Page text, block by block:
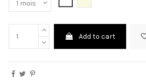
Add to cart